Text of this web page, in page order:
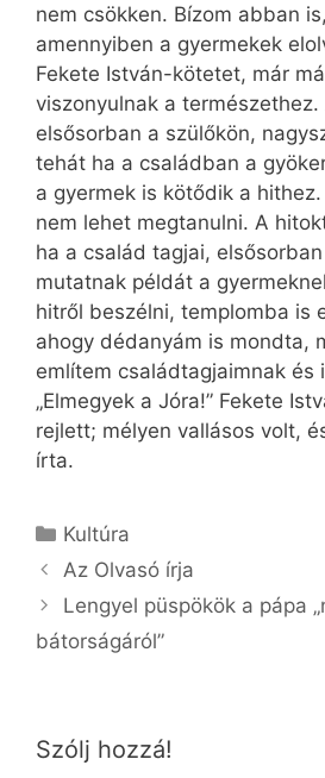
nem csökken. Bízom abban
amennyiben a gyermekek
Fekete István-kötetet, már
viszonyulnak a
elsősorban a szülőkön,
tehát ha a családban a
a gyermek is kötődik a
nem lehet megtanulni. A
ha a család tagjai,
mutatnak példát a
hitről beszélni, templomba is
ahogy dédanyám is mondta,
említem családtagjaimnak és
„Elmegyek a Jóra!” Fekete
rejlett; mélyen vallásos volt,
írta.
Kategória
Kultúra
Az Olvasó írja
Lengyel püspökök a pápa
bátorságáról”
Szólj hozzá!